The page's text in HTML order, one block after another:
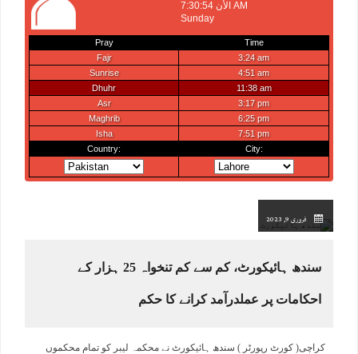
فروری 9, 2023
سندھ ہائیکورٹ، کم سے کم تنخواہ 25 ہزار کے
احکامات پر عملدرآمد کرانے کا حکم
کراچی( کورٹ رپورٹر ) سندھ ہائیکورٹ نے محکمہ لیبر کو تمام محکموں